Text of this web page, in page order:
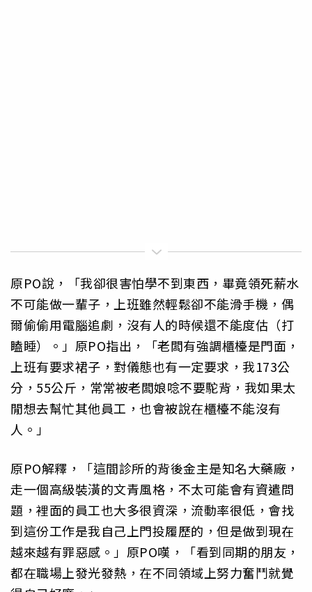
原PO說，「我卻很害怕學不到東西，畢竟領死薪水
不可能做一輩子，上班雖然輕鬆卻不能滑手機，偶
爾偷偷用電腦追劇，沒有人的時候還不能度估（打
瞌睡）。」原PO指出，「老闆有強調櫃檯是門面，
上班有要求裙子，對儀態也有一定要求，我173公
分，55公斤，常常被老闆娘唸不要駝背，我如果太
閒想去幫忙其他員工，也會被說在櫃檯不能沒有
人。」
原PO解釋，「這間診所的背後金主是知名大藥廠，
走一個高級裝潢的文青風格，不太可能會有資遣問
題，裡面的員工也大多很資深，流動率很低，會找
到這份工作是我自己上門投履歷的，但是做到現在
越來越有罪惡感。」原PO嘆，「看到同期的朋友，
都在職場上發光發熱，在不同領域上努力奮鬥就覺